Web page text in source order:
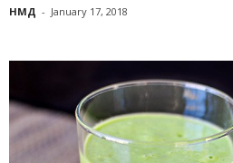
НМД - January 17, 2018